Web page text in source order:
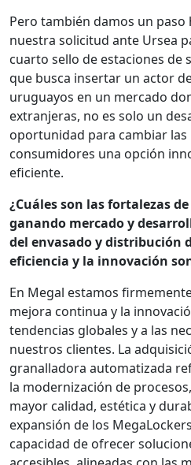
Pero también damos un
nuestra solicitud ante Ursea
cuarto sello de estaciones de
que busca insertar un actor
uruguayos en un mercado
extranjeras, no es solo un
oportunidad para cambiar las
consumidores una opción
eficiente.
¿Cuáles son las fortalezas
ganando mercado y
del envasado y distribución
eficiencia y la innovación
En Megal estamos
mejora continua y la
tendencias globales y a las
nuestros clientes. La
granalladora automatizada
la modernización de
mayor calidad, estética y
expansión de los
capacidad de ofrecer